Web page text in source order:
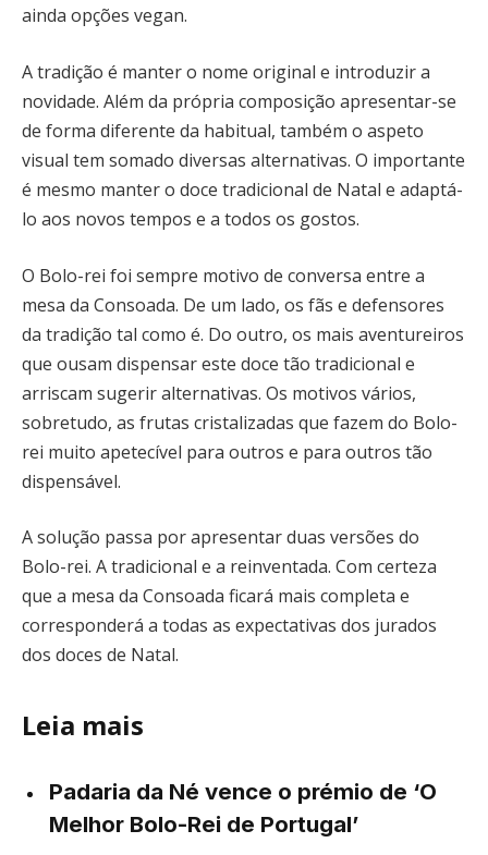
ainda opções vegan.
A tradição é manter o nome original e introduzir a
novidade. Além da própria composição apresentar-se
de forma diferente da habitual, também o aspeto
visual tem somado diversas alternativas. O importante
é mesmo manter o doce tradicional de Natal e adaptá-
lo aos novos tempos e a todos os gostos.
O Bolo-rei foi sempre motivo de conversa entre a
mesa da Consoada. De um lado, os fãs e defensores
da tradição tal como é. Do outro, os mais aventureiros
que ousam dispensar este doce tão tradicional e
arriscam sugerir alternativas. Os motivos vários,
sobretudo, as frutas cristalizadas que fazem do Bolo-
rei muito apetecível para outros e para outros tão
dispensável.
A solução passa por apresentar duas versões do
Bolo-rei. A tradicional e a reinventada. Com certeza
que a mesa da Consoada ficará mais completa e
corresponderá a todas as expectativas dos jurados
dos doces de Natal.
Leia mais
Padaria da Né vence o prémio de ‘O
Melhor Bolo-Rei de Portugal’